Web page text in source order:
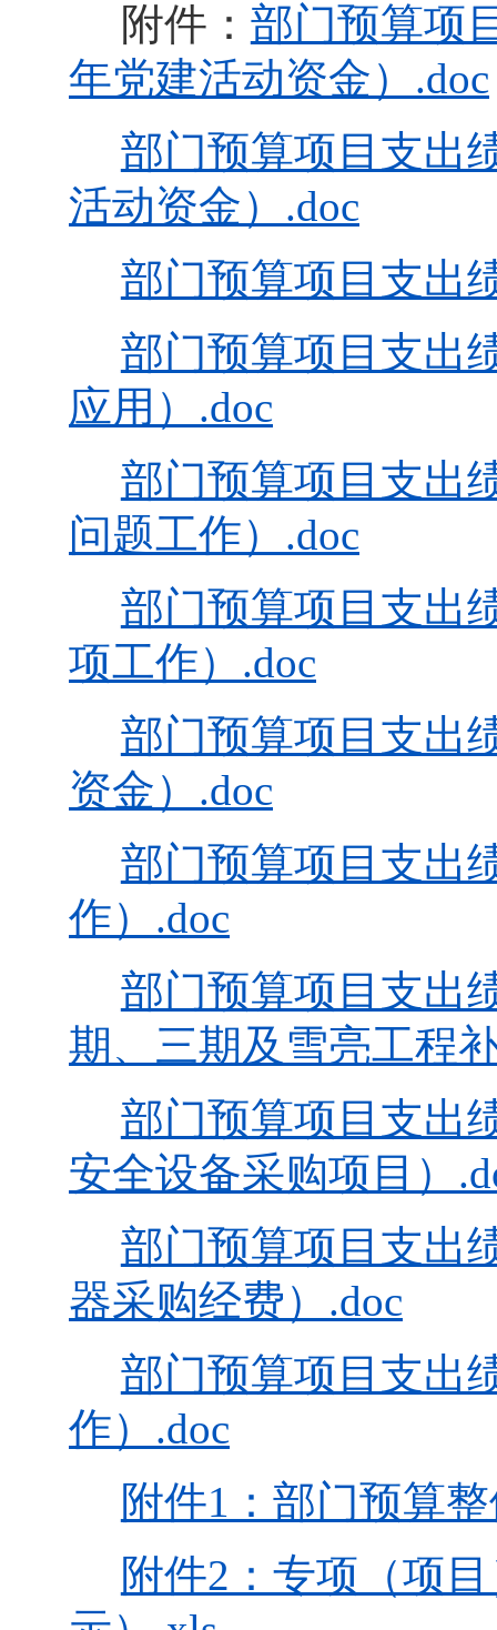
附件： 部门预算项
年党建活动资金）.doc
部门预算项目支出
活动资金）.doc
部门预算项目支出
部门预算项目支出
应用）.doc
部门预算项目支出
问题工作）.doc
部门预算项目支出
项工作）.doc
部门预算项目支出
资金）.doc
部门预算项目支出
作）.doc
部门预算项目支出
期、三期及雪亮工程
部门预算项目支出
安全设备采购项目）
部门预算项目支出
器采购经费）.doc
部门预算项目支出
作）.doc
附件1：部门预算
附件2：专项（项